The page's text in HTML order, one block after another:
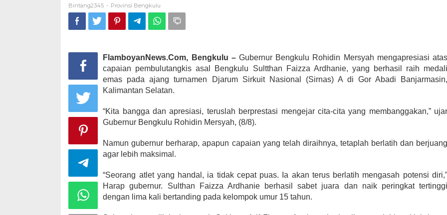
Bintang2345 - Provinsi Bengkulu
FlamboyanNews.Com, Bengkulu –Gubernur Bengkulu Rohidin Mersyah mengapresiasi atas
capaian pembulutangkis asal Bengkulu Sultthan Faizza Ardhanie, yang berhasil raih medali
emas pada ajang turnamen Djarum Sirkuit Nasional (Sirnas) A di Gor Abadi Banjarmasin,
Kalimantan Selatan.
“Kita bangga dan apresiasi, teruslah berprestasi mengejar cita-cita yang membanggakan,” ujar
Gubernur Bengkulu Rohidin Mersyah, (8/8).
Namun gubernur berharap, apapun capaian yang telah diraihnya, tetaplah berlatih dan berjuang
agar lebih maksimal.
“Seorang atlet yang handal, ia tidak cepat puas. Ia akan terus berlatih mengasah potensi diri,”
Harap gubernur. Sulthan Faizza Ardhanie berhasil sabet juara dan naik peringkat tertinggi
dengan lima kali bertanding pada kelompok umur 15 tahun.